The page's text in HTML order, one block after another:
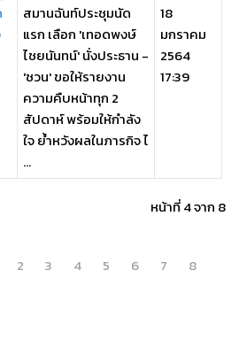
สมานฉันท์ประชุมนัด
แรก เลือก 'เทอดพงษ์
ไชยนันทน์' นั่งประธาน -
'ชวน' ขอให้รายงาน
ความคืบหน้าทุก 2
สัปดาห์ พร้อมให้กำลัง
ใจ ย้ำหวังผลในภารกิจ ไ
...
18
มกราคม
2564
17:39
หน้าที่ 4 จาก 8
2 3 4 5 6 7
8